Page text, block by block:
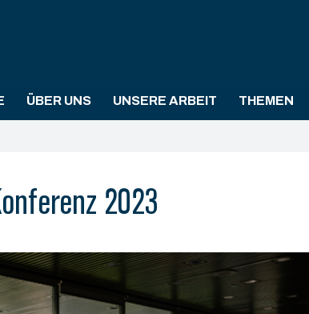
ÜBER UNS UNSERE ARBEIT THEMEN
2023